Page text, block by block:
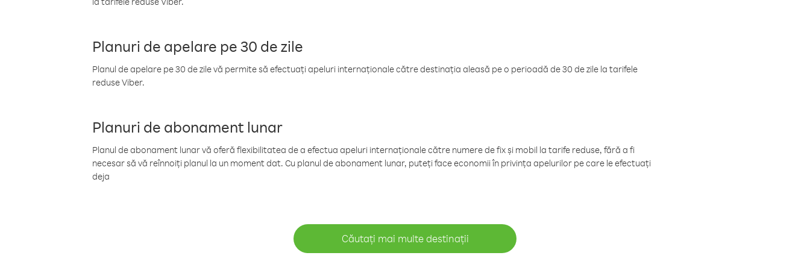
Planuri de apelare pe 30 de zile
Planul de apelare pe 30 de zile vă permite să efectuați apeluri internaționale către destinația aleasă pe o perioadă de 30 de zile la tarifele
reduse Viber.
Planuri de abonament lunar
Planul de abonament lunar vă oferă flexibilitatea de a efectua apeluri internaționale către numere de fix și mobil la tarife reduse, fără a fi
necesar să vă reînnoiți planul la un moment dat. Cu planul de abonament lunar, puteți face economii în privința apelurilor pe care le efectuați
deja
Căutați mai multe destinații